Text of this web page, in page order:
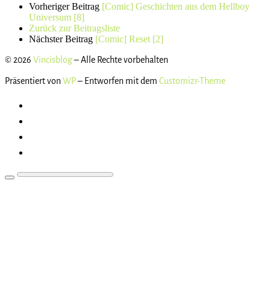
Vorheriger Beitrag [Comic] Geschichten aus dem Hellboy
Universum [8]
Zurück zur Beitragsliste
Nächster Beitrag [Comic] Reset [2]
© 2026 Vincisblog– Alle Rechte vorbehalten
Präsentiert von WP– Entworfen mit dem Customizr-Theme